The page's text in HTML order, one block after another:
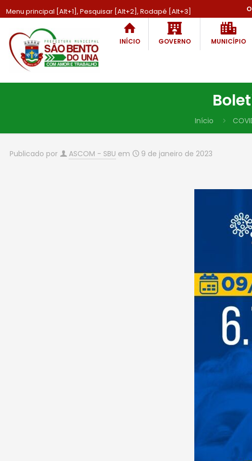
Menu principal [Alt+1], Pesquisar [Alt+2], Rodapé [Alt+3]
INÍCIO GOVERNO MUNICÍPIO
Início
Publicado por ASCOM - SBU em 9 de janeiro de 2023